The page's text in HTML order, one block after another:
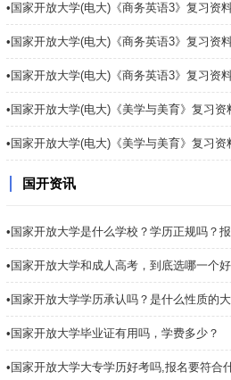
•国家开放大学(电大)《商务英语3》复习资
•国家开放大学(电大)《商务英语3》复习资
•国家开放大学(电大)《商务英语3》复习资
•国家开放大学(电大)《美学与美育》复习资
•国家开放大学(电大)《美学与美育》复习资
国开资讯
•国家开放大学和成人高考，到底选哪一个好
•国家开放大学学历承认吗？是什么性质的
•国家开放大学毕业证有用吗，学费多少？
•国家开放大学大专学历好考吗,报名要符合